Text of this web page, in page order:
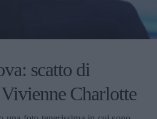
scatto di
Charlotte